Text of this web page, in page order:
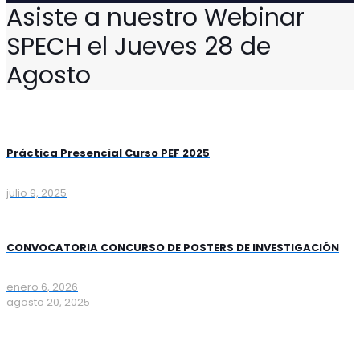
Asiste a nuestro Webinar
SPECH el Jueves 28 de
Agosto
Práctica Presencial Curso PEF 2025
julio 9, 2025
CONVOCATORIA CONCURSO DE POSTERS DE INVESTIGACIÓN
enero 6, 2026
agosto 20, 2025